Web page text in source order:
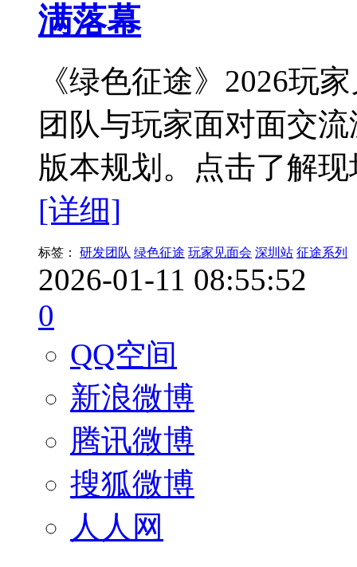
满落幕
《绿色征途》2026玩
团队与玩家面对面交
版本规划。点击了解
[详细]
标签： 研发团队 绿色征途 玩家见面会 深圳站 征途系列
2026-01-11 08:55:52
0
QQ空间
新浪微博
腾讯微博
搜狐微博
人人网